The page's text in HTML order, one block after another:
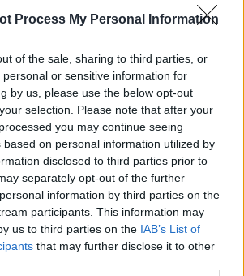
Process My Personal Information
of the sale, sharing to third parties, or
or sensitive information for
by us, please use the below opt-out
selection. Please note that after your
you may continue seeing
based on personal information utilized by
disclosed to third parties prior to
separately opt-out of the further
information by third parties on the
participants. This information may
us to third parties on the IAB’s List of
that may further disclose it to other
dogłębnie sprawdzi
quiz sprawdzi Twoją